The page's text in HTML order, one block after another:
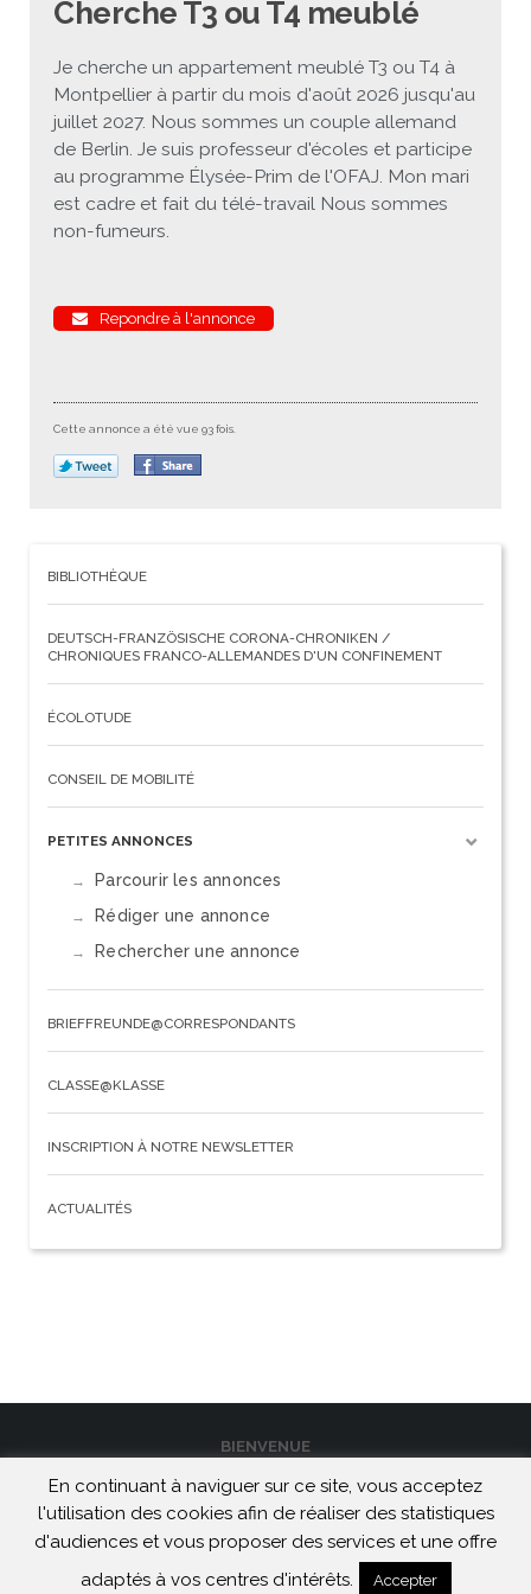
Perfectionnement
Cours thématiques
Atelier de chant
Cours particuliers
Stages intensifs
Centre d’examens
Tandem linguistique
Matériel pédagogique
Formation des enseignants
Infos pour les parents
Section Internationale Allemand
AbiBac
Onleihe – Prêt en ligne
Conseil de mobilité
Coaching individuel
Point info
Opportunités
Petites annonces
Parcourir les annonces
Brieffreunde@correspondants
Inscription pour les classes françaises
Inscription à notre newsletter
Equipe de Montpellier
Equipe de Heidelberg
Jumelage Heidelberg / Montpellier
50 ans en 2016
Maison de Montpellier
Plan d’accès
Coopérations culturelles et pédagogiques
Réseaux franco-allemands en LR
Réseau d’affaires
Les Mystères de Heidelberg
99Ballons
Cherche T3 ou T4 meublé
Je cherche un appartement meublé T3 ou T4 à
Montpellier à partir du mois d'août 2026 jusqu'au
juillet 2027. Nous sommes un couple allemand
de Berlin. Je suis professeur d'écoles et participe
au programme Élysée-Prim de l'OFAJ. Mon mari
est cadre et fait du télé-travail Nous sommes
non-fumeurs.
Repondre à l'annonce
Cette annonce a été vue 93 fois.
BIBLIOTHÈQUE
DEUTSCH-FRANZÖSISCHE CORONA-CHRONIKEN /
CHRONIQUES FRANCO-ALLEMANDES D'UN CONFINEMENT
ÉCOLOTUDE
CONSEIL DE MOBILITÉ
PETITES ANNONCES
Parcourir les annonces
Rédiger une annonce
Rechercher une annonce
BRIEFFREUNDE@CORRESPONDANTS
CLASSE@KLASSE
INSCRIPTION À NOTRE NEWSLETTER
ACTUALITÉS
BIENVENUE
CONTACT
MENTIONS LÉGALES ET CONFIDENTIALITÉ
Maison de Heidelberg | 2026
En continuant à naviguer sur ce site, vous acceptez
l'utilisation des cookies afin de réaliser des statistiques
d'audiences et vous proposer des services et une offre
adaptés à vos centres d'intérêts.
Accepter